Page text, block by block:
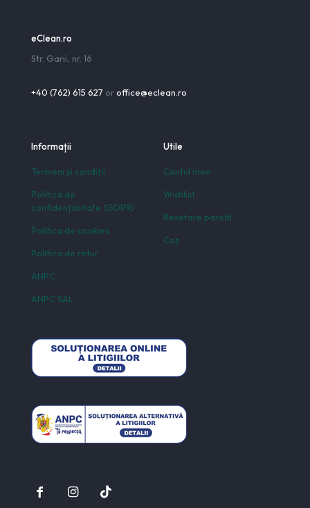
eClean.ro
Str. Garii, nr. 16
+40 (762) 615 627 oroffice@eclean.ro
Informații
Termeni și condiții
Politica de
confidențialitate (GDPR)
Politica de cookies
Politica de retur
ANPC
ANPC SAL
Utile
Contul meu
Wishlist
Resetare parolă
Coș